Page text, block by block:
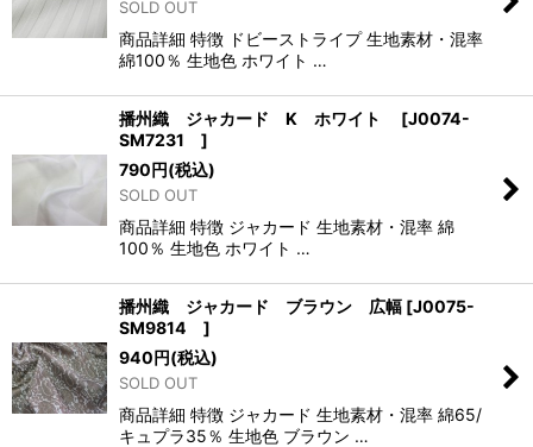
SOLD OUT
商品詳細 特徴 ドビーストライプ 生地素材・混率
綿100％ 生地色 ホワイト …
播州織 ジャカード K ホワイト [J0074-
SM7231 ]
790円(税込)
SOLD OUT
商品詳細 特徴 ジャカード 生地素材・混率 綿
100％ 生地色 ホワイト …
播州織 ジャカード ブラウン 広幅 [J0075-
SM9814 ]
940円(税込)
SOLD OUT
商品詳細 特徴 ジャカード 生地素材・混率 綿65/
キュプラ35％ 生地色 ブラウン …